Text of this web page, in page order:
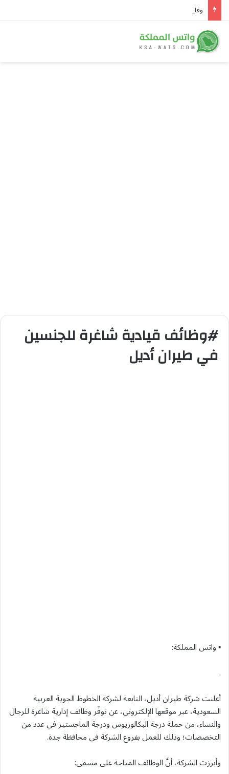
وفاة مقيم إثيوبي عند المدخل الشمالي لمحافظة الأفلاج
#وظائف قيادية شاغرة للجنسين
في طيران أديل
▪︎ واتس المملكة:
.
أعلنت شركة طيران أديل، التابعة لشركة الخطوط الجوية العربية
السعودية، عبر موقعها الإلكتروني، عن توفّر وظائف إدارية شاغرة للرجال
والنساء، من حملة درجة البكالوريوس ودرجة الماجستير في عدد من
التخصصات؛ وذلك للعمل بفروع الشركة في محافظة جدة.
وأبرزت الشركة، أنَّ الوظائف المتاحة على مسمى: